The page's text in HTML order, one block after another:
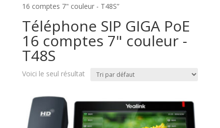
16 comptes 7" couleur - T48S”
Téléphone SIP GIGA PoE
16 comptes 7" couleur -
T48S
Voici le seul résultat